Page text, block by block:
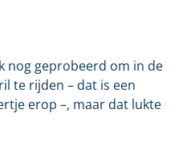
nog geprobeerd om in de
te rijden – dat is een
erop –, maar dat lukte